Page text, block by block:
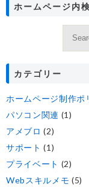
ホームページ内
カテゴリー
ホームページ制作ポ
パソコン関連 (1)
アメブロ (2)
サポート (1)
プライベート (2)
Webスキルメモ (5)